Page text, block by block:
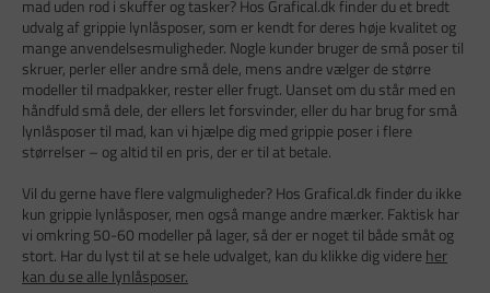
mad uden rod i skuffer og tasker? Hos Grafical.dk finder du et bredt
udvalg af grippie lynlåsposer, som er kendt for deres høje kvalitet og
mange anvendelsesmuligheder. Nogle kunder bruger de små poser til
skruer, perler eller andre små dele, mens andre vælger de større
modeller til madpakker, rester eller frugt. Uanset om du står med en
håndfuld små dele, der ellers let forsvinder, eller du har brug for små
lynlåsposer til mad, kan vi hjælpe dig med grippie poser i flere
størrelser – og altid til en pris, der er til at betale.
Vil du gerne have flere valgmuligheder? Hos Grafical.dk finder du ikke
kun grippie lynlåsposer, men også mange andre mærker. Faktisk har
vi omkring 50-60 modeller på lager, så der er noget til både småt og
stort. Har du lyst til at se hele udvalget, kan du klikke dig videre her
kan du se alle lynlåsposer.